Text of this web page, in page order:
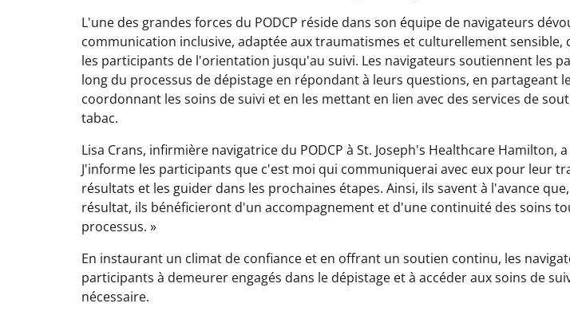
L'une des grandes forces du PODCP réside dans son équipe de navigateurs
communication inclusive, adaptée aux traumatismes et culturellement sensible,
les participants de l'orientation jusqu'au suivi. Les navigateurs soutiennent les
long du processus de dépistage en répondant à leurs questions, en partageant
coordonnant les soins de suivi et en les mettant en lien avec des services de
tabac.
Lisa Crans, infirmière navigatrice du PODCP à St. Joseph's Healthcare Hamilton,
J'informe les participants que c'est moi qui communiquerai avec eux pour leur
résultats et les guider dans les prochaines étapes. Ainsi, ils savent à l'avance
résultat, ils bénéficieront d'un accompagnement et d'une continuité des soins
processus. »
En instaurant un climat de confiance et en offrant un soutien continu, les
participants à demeurer engagés dans le dépistage et à accéder aux soins de
nécessaire.